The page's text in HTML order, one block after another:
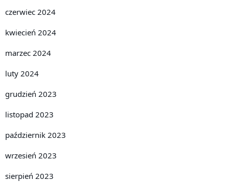
czerwiec 2024
kwiecień 2024
marzec 2024
luty 2024
grudzień 2023
listopad 2023
październik 2023
wrzesień 2023
sierpień 2023